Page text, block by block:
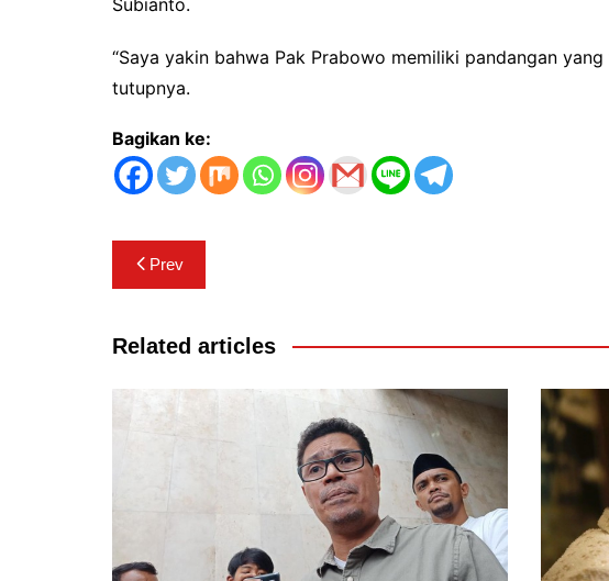
“Saya yakin bahwa Pak Prabowo memiliki pandangan
tutupnya.
Bagikan ke:
Navigasi
pos
Prev
Related articles